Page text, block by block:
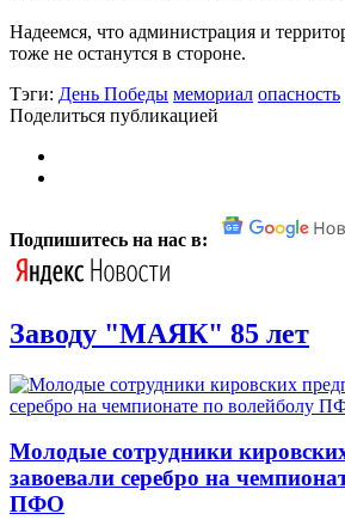
Надеемся, что администрация и
тоже не останутся в стороне.
Тэги: День Победы мемориал опасность
Поделиться публикацией
Подпишитесь на нас в:
Заводу "МАЯК" 85 лет
Молодые сотрудники
завоевали серебро на
ПФО